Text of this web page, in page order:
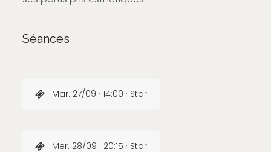
Séances
Mar. 27/09 · 14:00 · Star
Mer. 28/09 · 20:15 · Star